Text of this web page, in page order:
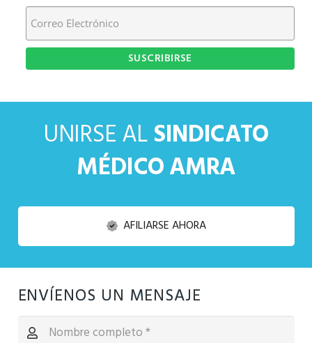
UNIRSE ALSINDICATO
MÉDICO AMRA
AFILIARSE AHORA
ENVÍENOS UN MENSAJE